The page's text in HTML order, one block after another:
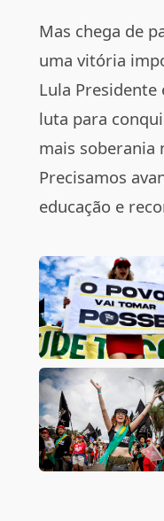
Mas chega de
uma vitória
Lula Presidente
luta para
mais soberania
Precisamos
educação e